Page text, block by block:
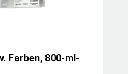
Farben, 800-ml-